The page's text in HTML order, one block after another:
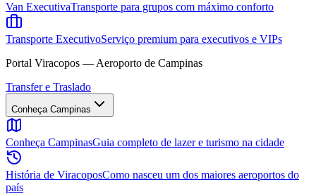
Van ExecutivaTransporte para grupos com máximo conforto
Transporte ExecutivoServiço premium para executivos e VIPs
Portal Viracopos — Aeroporto de Campinas
Transfer e Traslado
Conheça Campinas
Conheça CampinasGuia completo de lazer e turismo na cidade
História de ViracoposComo nasceu um dos maiores aeroportos do
país